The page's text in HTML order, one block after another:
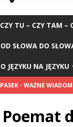
CZY TU – CZY TAM –
OD SŁOWA DO
O JĘZYKU NA JĘZYKU
PASEK - WAŻNE
Poemat